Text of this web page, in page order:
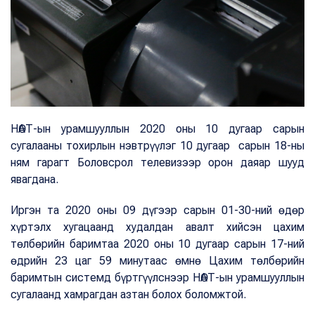
НӨАТ-ын урамшууллын 2020 оны 10 дугаар сарын
сугалааны тохирлын нэвтрүүлэг 10 дугаар сарын 18-ны
ням гарагт Боловсрол телевизээр орон даяар шууд
явагдана.
Иргэн та 2020 оны 09 дүгээр сарын 01-30-ний өдөр
хүртэлх хугацаанд худалдан авалт хийсэн цахим
төлбөрийн баримтаа 2020 оны 10 дугаар сарын 17-ний
өдрийн 23 цаг 59 минутаас өмнө Цахим төлбөрийн
баримтын системд бүртгүүлснээр НӨАТ-ын урамшууллын
сугалаанд хамрагдан азтан болох боломжтой.